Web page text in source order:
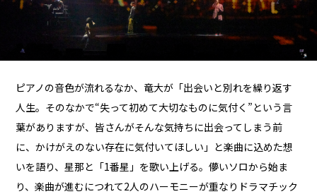
ピアノの音色が流れるなか、竜大が「出会いと別れを繰り返す
人生。そのなかで“失って初めて大切なものに気付く”という言
葉がありますが、皆さんがそんな気持ちに出会ってしまう前
に、かけがえのない存在に気付いてほしい」と楽曲に込めた想
いを語り、星那と「1番星」を歌い上げる。儚いソロから始ま
り、楽曲が進むにつれて2人のハーモニーが重なりドラマチック